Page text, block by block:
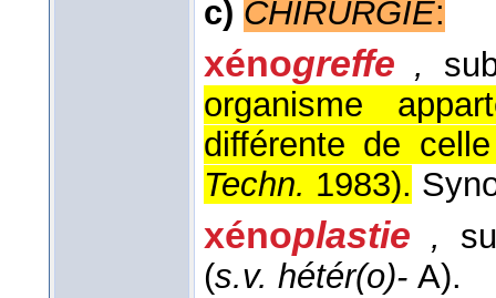
c) CHIRURGIE:
xénogreffe ,
organisme
différente de
Techn. 1983).
xénoplastie ,
(s.v. hétér(o)- A).